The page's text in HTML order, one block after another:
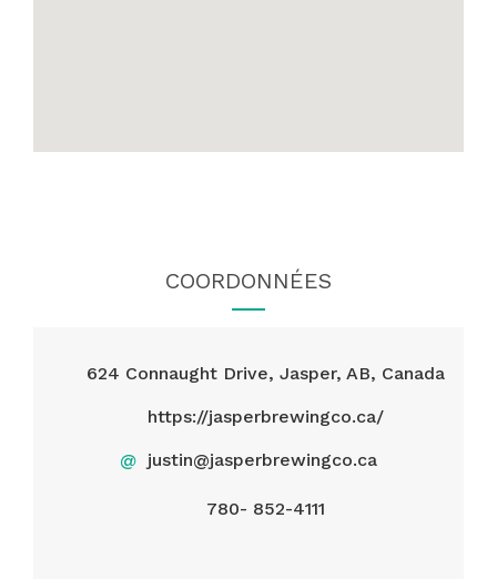
COORDONNÉES
624 Connaught Drive, Jasper, AB, Canada
https://jasperbrewingco.ca/
@ justin@jasperbrewingco.ca
780- 852-4111